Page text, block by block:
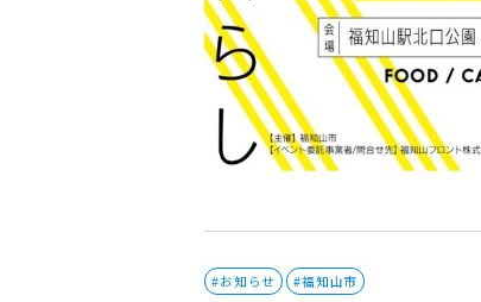
#お知らせ #福知山市